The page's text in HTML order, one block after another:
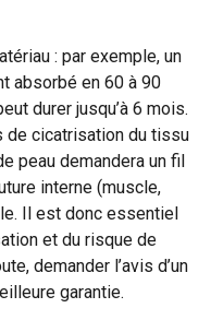
: par exemple, un
absorbé en 60 à 90
durer jusqu’à 6 mois.
de cicatrisation du tissu
peau demandera un fil
interne (muscle,
Il est donc essentiel
et du risque de
demander l’avis d’un
garantie.